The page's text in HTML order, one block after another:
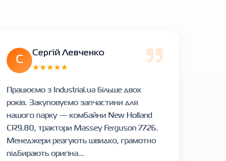
С
Сергій Левченко
★★★★★
Працюємо з Industrial.ua більше двох
років. Закуповуємо запчастини для
нашого парку — комбайни New Holland
CR9.80, трактори Massey Ferguson 7726.
Менеджери реагують швидко, грамотно
підбирають оригіна...